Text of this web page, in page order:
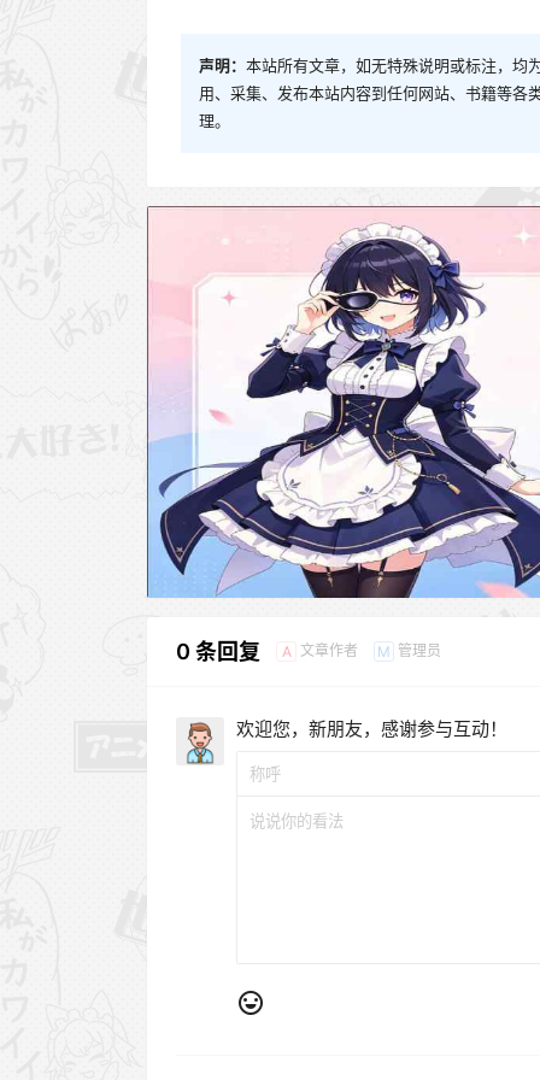
声明： 本站所有文章，如无特殊说明或标注，均
用、采集、发布本站内容到任何网站、书籍等各
理。
0 条回复 A 文章作者 M 管理员
欢迎您，新朋友，感谢参与互动！